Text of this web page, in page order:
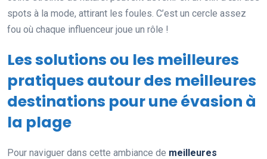
spots à la mode, attirant les foules. C’est un cercle assez
fou où chaque influenceur joue un rôle !
Les solutions ou les meilleures
pratiques autour des meilleures
destinations pour une évasion à
la plage
Pour naviguer dans cette ambiance de meilleures